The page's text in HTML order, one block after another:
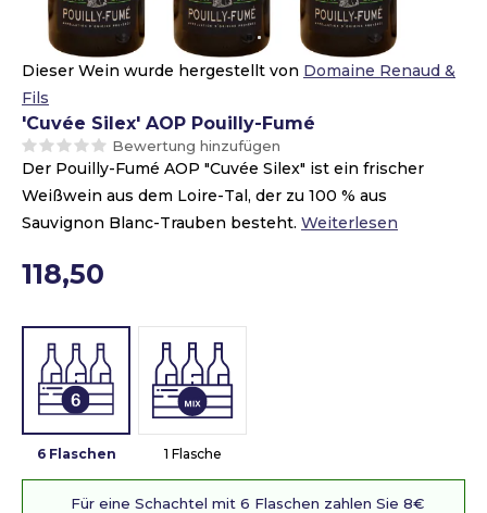
Dieser Wein wurde hergestellt von Domaine Renaud &
Fils
'Cuvée Silex' AOP Pouilly-Fumé
Bewertung hinzufügen
Der Pouilly-Fumé AOP "Cuvée Silex" ist ein frischer
Weißwein aus dem Loire-Tal, der zu 100 % aus
Sauvignon Blanc-Trauben besteht. Weiterlesen
118,50
6 Flaschen 1 Flasche
Für eine Schachtel mit 6 Flaschen zahlen Sie 8€